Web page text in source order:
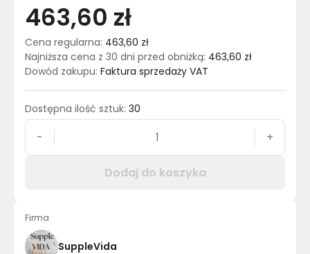
463,60 zł
Cena regularna: 463,60 zł
Najniższa cena z 30 dni przed obniżką: 463,60 zł
Dowód zakupu: Faktura sprzedaży VAT
Dostępna ilość sztuk: 30
- +
Dodaj do koszyka
Firma
SuppleVida